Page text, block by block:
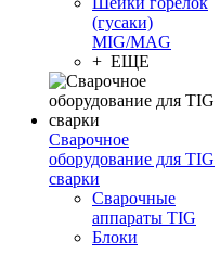
(гусаки)
MIG/MAG
+ ЕЩЕ
Сварочное
оборудование для TIG
сварки
Сварочные
аппараты TIG
Блоки